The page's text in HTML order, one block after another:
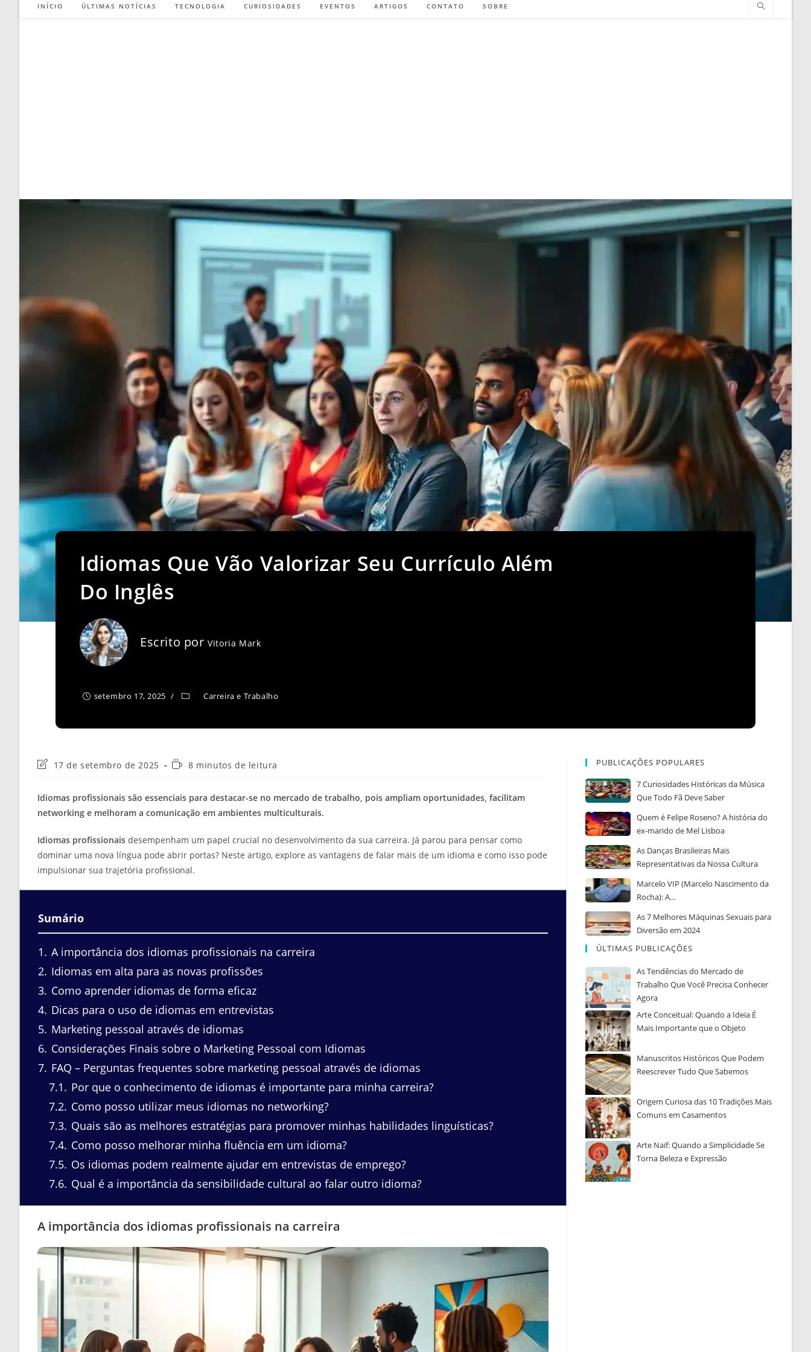
INÍCIO ÚLTIMAS NOTÍCIAS TECNOLOGIA CURIOSIDADES EVENTOS ARTIGOS CONTATO SOBRE
Idiomas Que Vão Valorizar Seu Currículo Além
Do Inglês
Escrito porVitoria Mark
setembro 17, 2025 Carreira e Trabalho
Última
post:
17 de setembro de 2025
Tempo8 minutos de leitura
Idiomas profissionais são essenciais para destacar-se no mercado de trabalho, pois ampliam oportunidades, facilitam
networking e melhoram a comunicação em ambientes multiculturais.
Idiomas profissionais desempenham um papel crucial no desenvolvimento da sua carreira. Já parou para pensar como
dominar uma nova língua pode abrir portas? Neste artigo, explore as vantagens de falar mais de um idioma e como isso pode
impulsionar sua trajetória profissional.
Sumário
1
A importância dos idiomas profissionais na carreira
2 Idiomas em alta para as novas profissões
3 Como aprender idiomas de forma eficaz
4 Dicas para o uso de idiomas em entrevistas
5 Marketing pessoal através de idiomas
6 Considerações Finais sobre o Marketing Pessoal com Idiomas
7 FAQ – Perguntas frequentes sobre marketing pessoal através de idiomas
7.1
Por que o conhecimento de idiomas é importante para minha carreira?
7.2 Como posso utilizar meus idiomas no networking?
7.3 Quais são as melhores estratégias para promover minhas habilidades linguísticas?
7.4 Como posso melhorar minha fluência em um idioma?
7.5 Os idiomas podem realmente ajudar em entrevistas de emprego?
7.6 Qual é a importância da sensibilidade cultural ao falar outro idioma?
A importância dos idiomas profissionais na carreira
PUBLICAÇÕES POPULARES
7 Curiosidades Históricas da Música
Que Todo Fã Deve Saber
Quem é Felipe Roseno? A história do
ex-marido de Mel Lisboa
As Danças Brasileiras Mais
Representativas da Nossa Cultura
Marcelo VIP (Marcelo Nascimento da
Rocha): A…
As 7 Melhores Máquinas Sexuais para
Diversão em 2024
ÚLTIMAS PUBLICAÇÕES
As Tendências do Mercado de
Trabalho Que Você Precisa Conhecer
Agora
Arte Conceitual: Quando a Ideia É
Mais Importante que o Objeto
Manuscritos Históricos Que Podem
Reescrever Tudo Que Sabemos
Origem Curiosa das 10 Tradições Mais
Comuns em Casamentos
Arte Naïf: Quando a Simplicidade Se
Torna Beleza e Expressão